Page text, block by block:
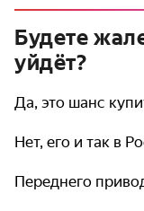
Будете
уйдёт?
Да, это шанс
Нет, его и так в
Переднего